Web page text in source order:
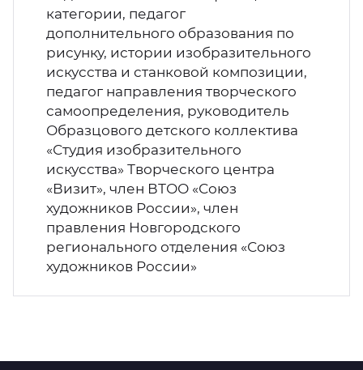
категории, педагог
дополнительного образования по
рисунку, истории изобразительного
искусства и станковой композиции,
педагог направления творческого
самоопределения, руководитель
Образцового детского коллектива
«Студия изобразительного
искусства» Творческого центра
«Визит», член ВТОО «Союз
художников России», член
правления Новгородского
регионального отделения «Союз
художников России»